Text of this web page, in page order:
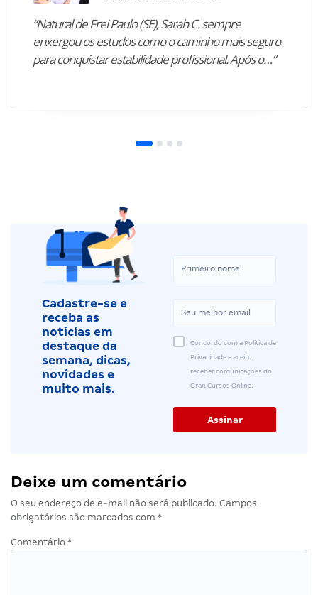
“Natural de Frei Paulo (SE), Sarah C. sempre
enxergou os estudos como o caminho mais seguro
para conquistar estabilidade profissional. Após o…”
Cadastre-se e
receba as
notícias em
destaque da
semana, dicas,
novidades e
muito mais.
Concordo com a Política de
Privacidade e aceito
receber comunicações do
Gran Cursos Online.
Deixe um comentário
O seu endereço de e-mail não será publicado. Campos
obrigatórios são marcados com *
Comentário *